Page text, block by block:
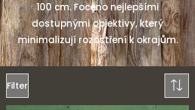
100 cm. Foceno nejlepšími
dostupnými objektivy, který
minimalizují rozostření k okrajům.
Filter